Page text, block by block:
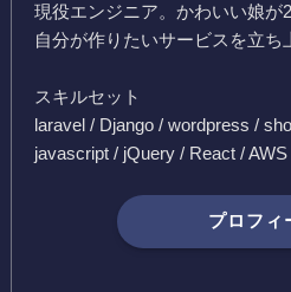
現役エンジニア。かわいい娘が2
自分が作りたいサービスを立ち
スキルセット
laravel / Django / wordpress /
javascript / jQuery / React / AWS
プロフィ